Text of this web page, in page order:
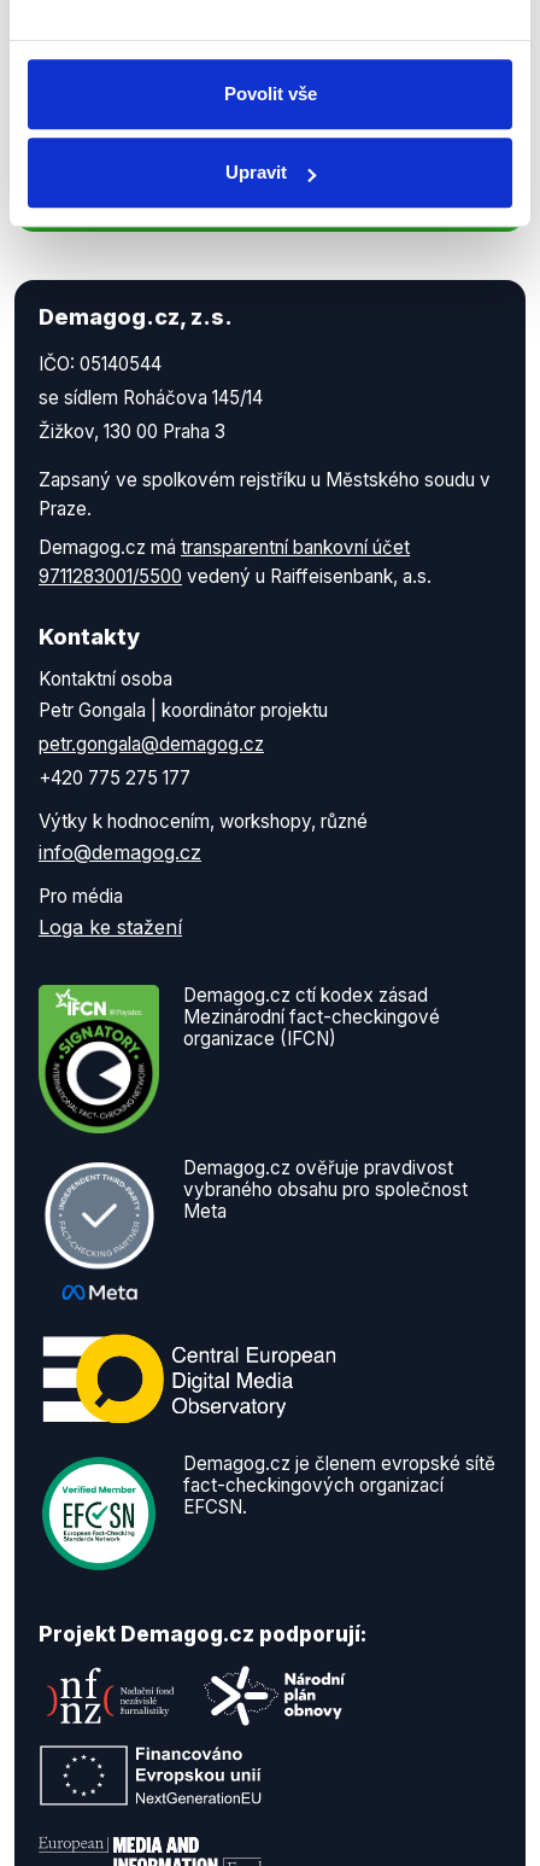
Povolit vše
Upravit
práci.
Demagog.cz, z.s.
IČO: 05140544
se sídlem Roháčova 145/14
Žižkov, 130 00 Praha 3
Zapsaný ve spolkovém rejstříku u Městského soudu v
Praze.
Demagog.cz má transparentní bankovní účet
9711283001/5500 vedený u Raiffeisenbank, a.s.
Kontakty
Kontaktní osoba
Petr Gongala | koordinátor projektu
petr.gongala@demagog.cz
+420 775 275 177
Výtky k hodnocením, workshopy, různé
info@demagog.cz
Pro média
Loga ke stažení
Demagog.cz ctí kodex zásad
Mezinárodní fact-checkingové
organizace (IFCN)
Demagog.cz ověřuje pravdivost
vybraného obsahu pro společnost
Meta
Demagog.cz je členem evropské sítě
fact-checkingových organizací
EFCSN.
Projekt Demagog.cz podporují: